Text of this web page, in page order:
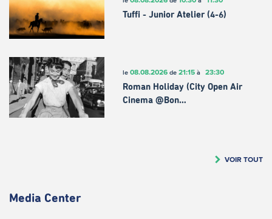
Tuffi - Junior Atelier (4-6)
le 08.08.2026de 21:15à 23:30
Roman Holiday (City Open Air
Cinema @Bon…
VOIR TOUT
Media Center